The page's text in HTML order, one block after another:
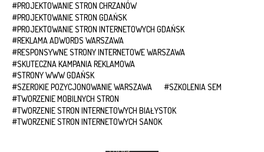
PROJEKTOWANIE STRON CHRZANÓW
PROJEKTOWANIE STRON GDAŃSK
PROJEKTOWANIE STRON INTERNETOWYCH GDAŃSK
REKLAMA ADWORDS WARSZAWA
RESPONSYWNE STRONY INTERNETOWE WARSZAWA
SKUTECZNA KAMPANIA REKLAMOWA
STRONY WWW GDAŃSK
SZEROKIE POZYCJONOWANIE WARSZAWA
SZKOLENIA SEM
TWORZENIE MOBILNYCH STRON
TWORZENIE STRON INTERNETOWYCH BIAŁYSTOK
TWORZENIE STRON INTERNETOWYCH SANOK